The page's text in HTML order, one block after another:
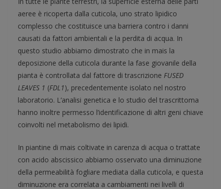
aeree è ricoperta dalla cuticola, uno strato lipidico
complesso che costituisce una barriera contro i danni
causati da fattori ambientali e la perdita di acqua. In
questo studio abbiamo dimostrato che in mais la
deposizione della cuticola durante la fase giovanile della
pianta è controllata dal fattore di trascrizione FUSED
LEAVES 1 (FDL1), precedentemente isolato nel nostro
laboratorio. L’analisi genetica e lo studio del trascrittoma
hanno inoltre permesso l’identificazione di altri geni chiave
coinvolti nel metabolismo dei lipidi.
In piantine di mais coltivate in carenza di acqua o trattate
con acido abscissico abbiamo osservato una diminuzione
della permeabilità fogliare mediata dalla cuticola, e questa
diminuzione era correlata a cambiamenti nei livelli di